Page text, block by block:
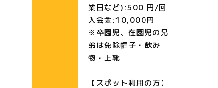
業日など):500 円/回
入会金:10,000円
※卒園児、在園児の兄
弟は免除帽子・飲み
物・上靴
【スポット利用の方】